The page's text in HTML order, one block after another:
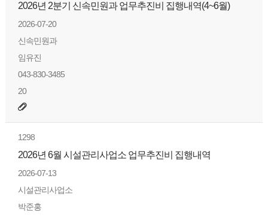
2026년 2분기 신속민원과 업무추진비 집행내역(4~6월)
2026-07-20
신속민원과
임유진
043-830-3485
20
1298
2026년 6월 시설관리사업소 업무추진비 집행내역
2026-07-13
시설관리사업소
박준홍